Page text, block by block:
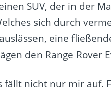
SUV, der in der
sich durch
eine
den Range Rover
fällt nicht nur mir auf.